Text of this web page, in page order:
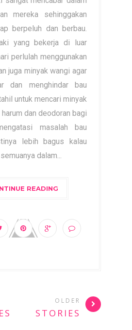
mereka sehinggakan
berpeluh dan berbau.
yang bekerja di luar
perlulah menggunakan
juga minyak wangi agar
dan menghindar bau
untuk mencari minyak
dan deodoran bagi
masalah bau
lebih bagus kalau
dalam...
READING
OLDER
STORIES